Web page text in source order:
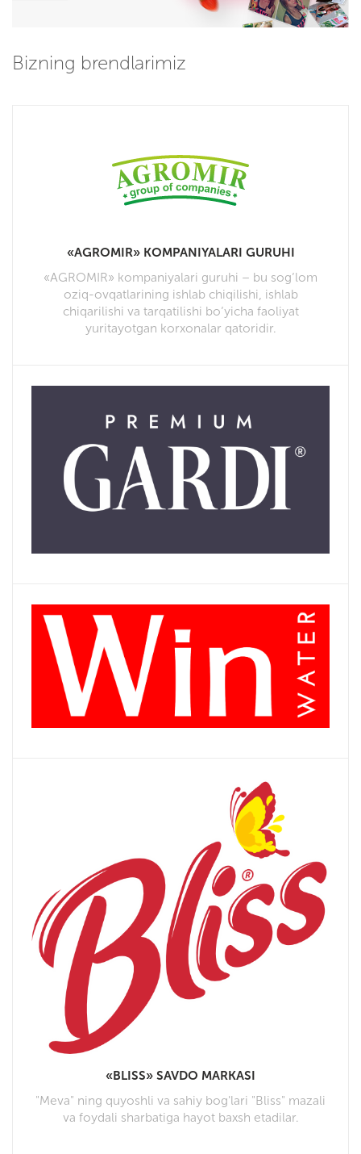
Bizning brendlarimiz
«AGROMIR» KOMPANIYALARI GURUHI
«AGROMIR» kompaniyalari guruhi – bu sog’lom
oziq-ovqatlarining ishlab chiqilishi, ishlab
chiqarilishi va tarqatilishi bo’yicha faoliyat
yuritayotgan korxonalar qatoridir.
«BLISS» SAVDO MARKASI
"Meva" ning quyoshli va sahiy bog'lari "Bliss" mazali
va foydali sharbatiga hayot baxsh etadilar.